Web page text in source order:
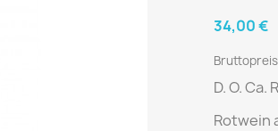
34,00 €
Bruttopreis
D. O. Ca.
Rotwein